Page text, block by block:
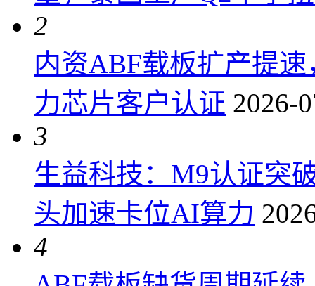
2
内资ABF载板扩产提
力芯片客户认证 2026-
3
生益科技：M9认证突
头加速卡位AI算力
4